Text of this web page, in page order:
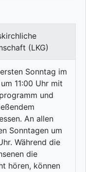
(LKG)
Sonntag im
11:00 Uhr mit
und
An allen
Sonntagen um
Während die
die
hören, können